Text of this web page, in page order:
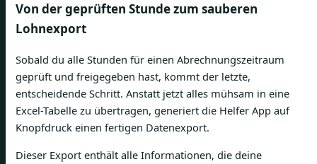
Von der geprüften Stunde zum sauberen
Lohnexport
Sobald du alle Stunden für einen Abrechnungszeitraum
geprüft und freigegeben hast, kommt der letzte,
entscheidende Schritt. Anstatt jetzt alles mühsam in eine
Excel-Tabelle zu übertragen, generiert die Helfer App auf
Knopfdruck einen fertigen Datenexport.
Dieser Export enthält alle Informationen, die deine